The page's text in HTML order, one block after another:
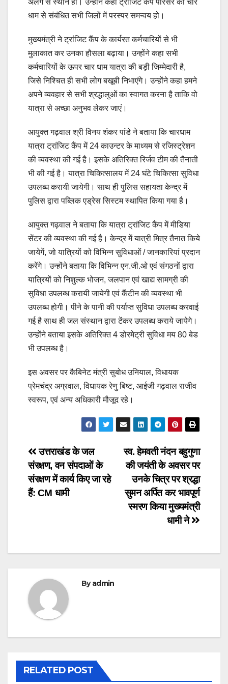
धाम से संबंधित सभी जिलों में परस्पर समन्वय हो।
मुख्यमंत्री ने ट्रांजिट कैंप के कार्यरत कर्मचारियों से भी
मुलाकात कर उनका हौसला बढ़ाया। उन्होंने कहा सभी
कर्मचारियों के ऊपर चार धाम यात्रा की बड़ी जिम्मेदारी है,
जिसे निश्चित ही सभी लोग बखूबी निभाएंगे। उन्होंने कहा हमने
अपने व्यवहार से सभी श्रद्धालुओं का स्वागत करना है ताकि वो
यात्रा से अच्छा अनुभव लेकर जाएं।
आयुक्त गढ़वाल श्री विनय शंकर पांडे ने बताया कि चारधाम
यात्रा ट्रांजिट कैंप में 24 काउन्टर के माध्यम से रजिस्ट्रेशन
की व्यवस्था की गई है। इसके अतिरिक्त रिर्जव टीम की तैनाती
भी की गई है। यात्रा चिकित्सालय में 24 घंटे चिकित्सा सुविधा
उपलब्ध करायी जायेगी। साथ ही पुलिस सहायता केन्द्र में
पुलिस द्वारा पब्लिक एड्रेस सिस्टम स्थापित किया गया है।
आयुक्त गढ़वाल ने बताया कि यात्रा ट्रांजिट कैंप में मीडिया
सेंटर की व्यवस्था की गई है। केन्द्र में यात्री मित्र तैनात किये
जायेगें, जो यात्रियों को विभिन्न सुविधाओं / जानकारियां प्रदान
करेंगे। उन्होंने बताया कि विभिन्न एन.जी.ओ एवं संगठनों द्वारा
यात्रियों को निशुल्क भोजन, जलपान एवं खाद्य सामग्री की
सुविधा उपलब्ध करायी जायेगी एवं कैंटीन की व्यवस्था भी
उपलब्ध होगी। पीने के पानी की पर्याप्त सुविधा उपलब्ध करवाई
गई है साथ ही जल संस्थान द्वारा टेंकर उपलब्ध कराये जायेगे।
उन्होंने बताया इसके अतिरिक्त 4 डोरमेट्री सुविधा मय 80 बेड
भी उपलब्ध है।
इस अवसर पर कैबिनेट मंत्री सुबोध उनियाल, विधायक
प्रेमचंद्र अग्रवाल, विधायक रेणु बिष्ट, आईजी गढ़वाल राजीव
स्वरूप, एवं अन्य अधिकारी मौजूद रहे।
Post
navigation
स्व. हेमवती नंदन बहुगुणा
की जयंती के अवसर पर
उनके चित्र पर श्रद्धा
सुमन अर्पित कर भावपूर्ण
स्मरण किया मुख्यमंत्री
धामी ने
उत्तराखंड के जल
संरक्षण, वन संपदाओं के
संरक्षण में कार्य किए जा रहे
हैं: CM धामी
Byadmin
RELATED POST